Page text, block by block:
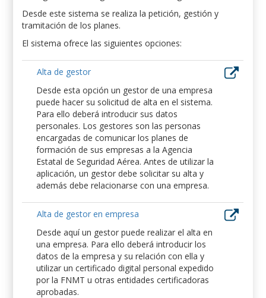
Desde este sistema se realiza la petición, gestión y
tramitación de los planes.
El sistema ofrece las siguientes opciones:
Alta de gestor
Desde esta opción un gestor de una empresa
puede hacer su solicitud de alta en el sistema.
Para ello deberá introducir sus datos
personales. Los gestores son las personas
encargadas de comunicar los planes de
formación de sus empresas a la Agencia
Estatal de Seguridad Aérea. Antes de utilizar la
aplicación, un gestor debe solicitar su alta y
además debe relacionarse con una empresa.
Alta de gestor en empresa
Desde aquí un gestor puede realizar el alta en
una empresa. Para ello deberá introducir los
datos de la empresa y su relación con ella y
utilizar un certificado digital personal expedido
por la FNMT u otras entidades certificadoras
aprobadas.